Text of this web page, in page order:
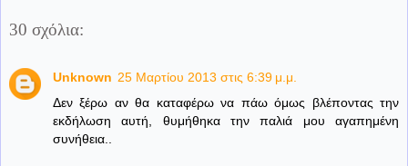
30 σχόλια:
Unknown 25 Μαρτίου 2013 στις 6:39 μ.μ.
Δεν ξέρω αν θα καταφέρω να πάω όμως βλέποντας την
εκδήλωση αυτή, θυμήθηκα την παλιά μου αγαπημένη
συνήθεια..